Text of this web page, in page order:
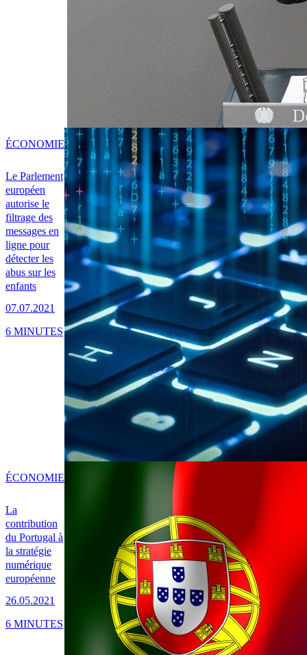
Le Parlement
européen
autorise le
filtrage des
messages en
ligne pour
détecter les
abus sur les
enfants
07.07.2021
ÉCONOMIE
6 MINUTES
La
contribution
du Portugal à
la stratégie
numérique
européenne
26.05.2021
ÉCONOMIE
6 MINUTES